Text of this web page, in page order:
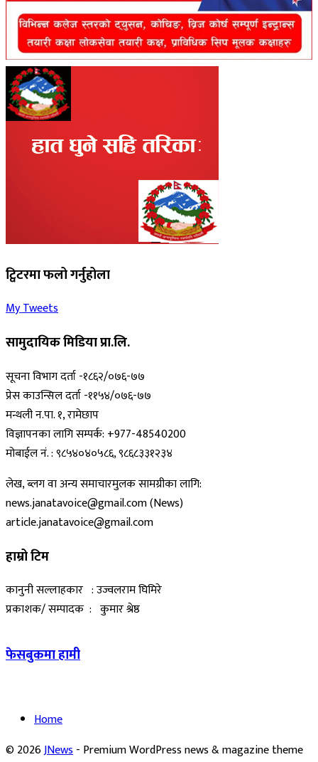
ट्विटरमा फलो गर्नुहोला
My Tweets
सामुदायिक मिडिया प्रा.लि.
सूचना विभाग दर्ता -१८६२/०७६-७७
प्रेस काउन्सिल दर्ता -११५४/०७६-७७
मन्थली न.पा. १, रामेछाप
विज्ञापनका लागि सम्पर्क: +977-48540200
मोबाईल नं. : ९८५४०४०५८६, ९८६८३३१२३४
लेख, ब्लग वा अन्य समाचारमुलक सामग्रीका लागि:
news.janatavoice@gmail.com (News)
article.janatavoice@gmail.com
हाम्रो टिम
कानुनी सल्लाहकार : उज्वलराम घिमिरे
प्रकाशक/ सम्पादक : कुमार श्रेष्ठ
फेसबुकमा हामी
Home
© 2026JNews- Premium WordPress news & magazine theme